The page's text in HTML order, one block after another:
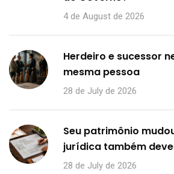
4 de August de 2026
Herdeiro e sucessor
mesma pessoa
28 de July de 2026
Seu patrimônio
jurídica também
28 de July de 2026